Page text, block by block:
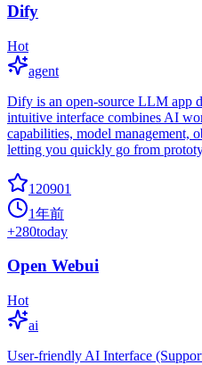
Dify
Hot
agent
Dify is an open-source LLM app
intuitive interface combines AI
capabilities, model management,
letting you quickly go from
120901
1年前
+280today
Open Webui
Hot
ai
User-friendly AI Interface